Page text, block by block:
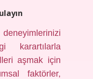
karartılarla
aşmak için
faktörler,